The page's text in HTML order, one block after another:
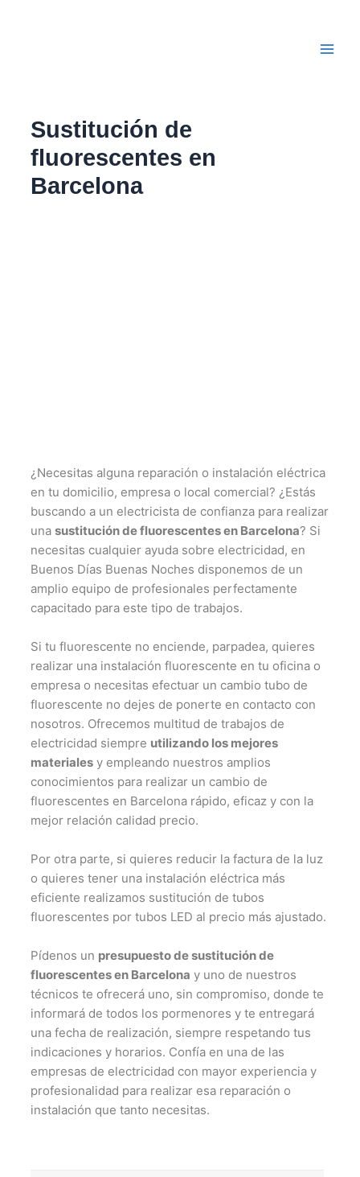
Sustitución de
fluorescentes en
Barcelona
¿Necesitas alguna reparación o instalación eléctrica
en tu domicilio, empresa o local comercial? ¿Estás
buscando a un electricista de confianza para realizar
una sustitución de fluorescentes en Barcelona? Si
necesitas cualquier ayuda sobre electricidad, en
Buenos Días Buenas Noches disponemos de un
amplio equipo de profesionales perfectamente
capacitado para este tipo de trabajos.
Si tu fluorescente no enciende, parpadea, quieres
realizar una instalación fluorescente en tu oficina o
empresa o necesitas efectuar un cambio tubo de
fluorescente no dejes de ponerte en contacto con
nosotros. Ofrecemos multitud de trabajos de
electricidad siempre utilizando los mejores
materialesy empleando nuestros amplios
conocimientos para realizar un cambio de
fluorescentes en Barcelona rápido, eficaz y con la
mejor relación calidad precio.
Por otra parte, si quieres reducir la factura de la luz
o quieres tener una instalación eléctrica más
eficiente realizamos sustitución de tubos
fluorescentes por tubos LED al precio más ajustado.
Pídenos un presupuesto de sustitución de
fluorescentes en Barcelona y uno de nuestros
técnicos te ofrecerá uno, sin compromiso, donde te
informará de todos los pormenores y te entregará
una fecha de realización, siempre respetando tus
indicaciones y horarios. Confía en una de las
empresas de electricidad con mayor experiencia y
profesionalidad para realizar esa reparación o
instalación que tanto necesitas.